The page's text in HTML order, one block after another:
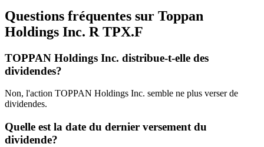
Questions fréquentes sur Toppan
Holdings Inc. R TPX.F
TOPPAN Holdings Inc. distribue-t-elle des
dividendes?
Non, l'action TOPPAN Holdings Inc. semble ne plus verser de
dividendes.
Quelle est la date du dernier versement du
dividende?